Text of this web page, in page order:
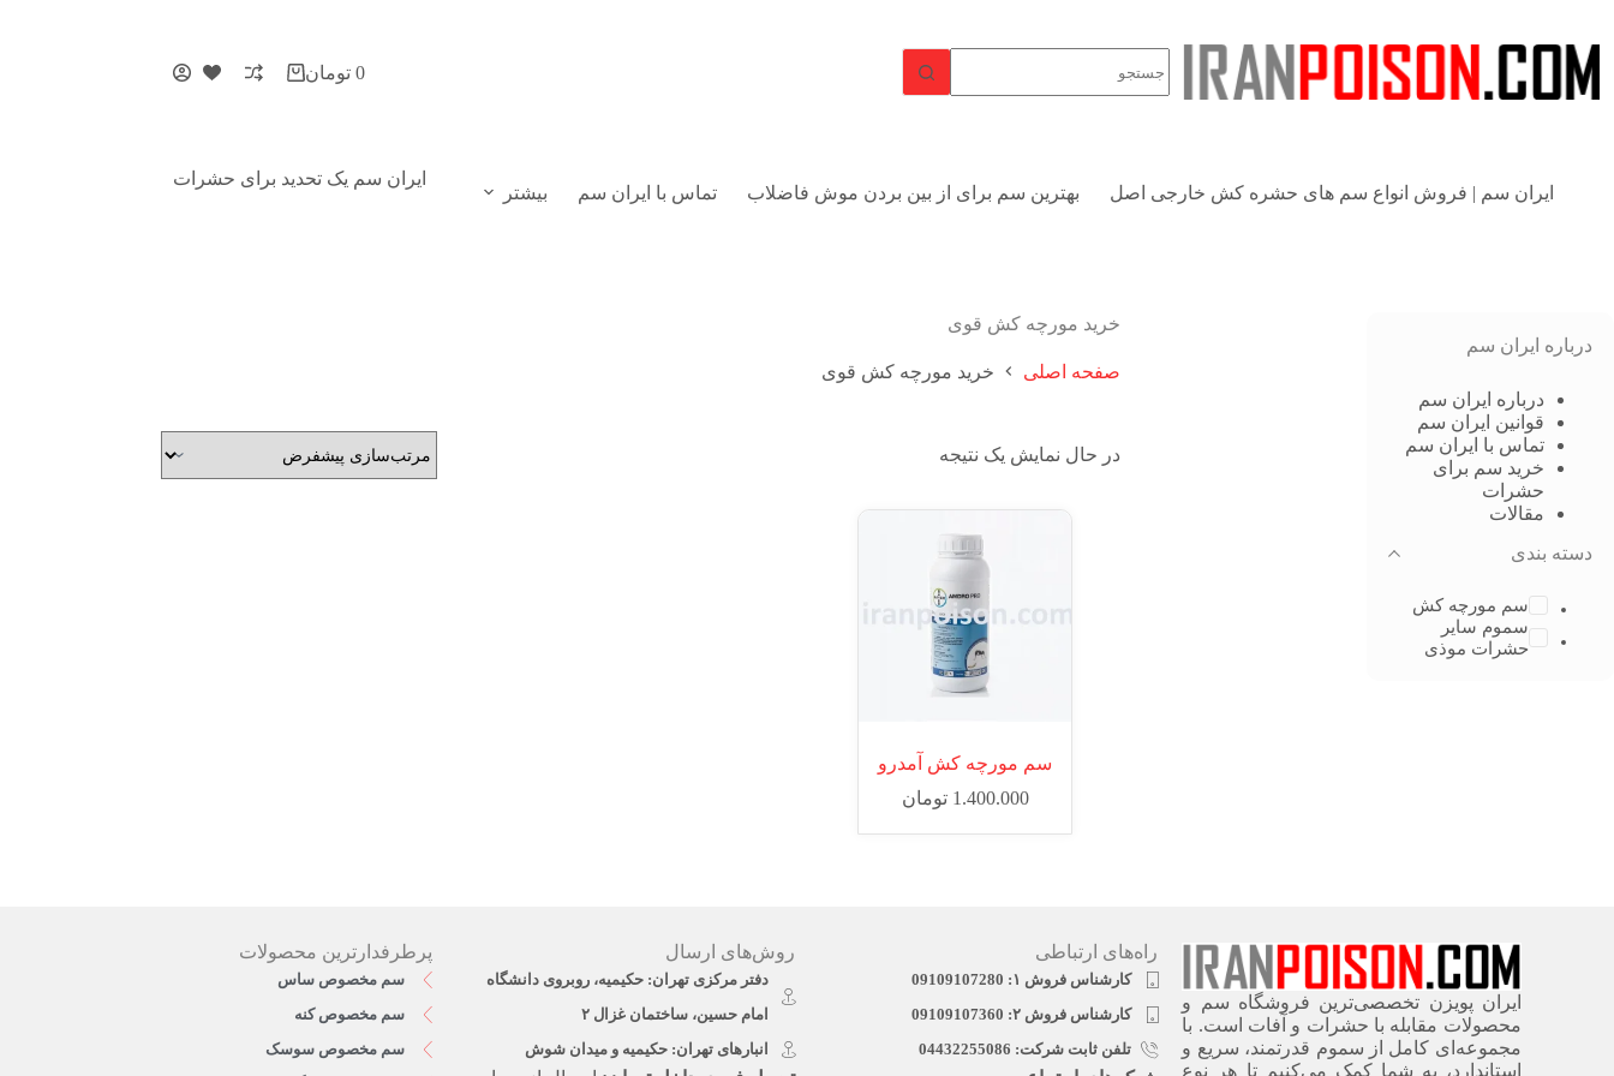
0 تومان
ایران سم | فروش انواع سم های حشره کش خارجی اصل بهترین سم برای از بین بردن موش فاضلاب تماس با ایران سم بیشتر
ایران سم یک تحدید برای حشرات
خرید مورچه کش قوی
صفحه اصلی خرید مورچه کش قوی
در حال نمایش یک نتیجه
سم مورچه کش آمدرو
1.400.000 تومان
درباره ایران سم
درباره ایران سم
قوانین ایران سم
تماس با ایران سم
خرید سم برای
حشرات
مقالات
دسته بندی
سم مورچه کش
سموم سایر
حشرات موذی
ایران پویزن تخصصی‌ترین فروشگاه سم و
محصولات مقابله با حشرات و آفات است. با
مجموعه‌ای کامل از سموم قدرتمند، سریع‌ و
استاندارد، به شما کمک می‌کنیم تا هر نوع
راه‌های ارتباطی
کارشناس فروش ۱: 09109107280
کارشناس فروش ۲: 09109107360
تلفن ثابت شرکت: 04432255086
روش‌های ارسال
دفتر مرکزی تهران: حکیمیه، روبروی دانشگاه
امام حسین، ساختمان غزال ۲
انبارهای تهران: حکیمیه و میدان شوش
پرطرفدارترین محصولات
سم مخصوص ساس
سم مخصوص کنه
سم مخصوص سوسک